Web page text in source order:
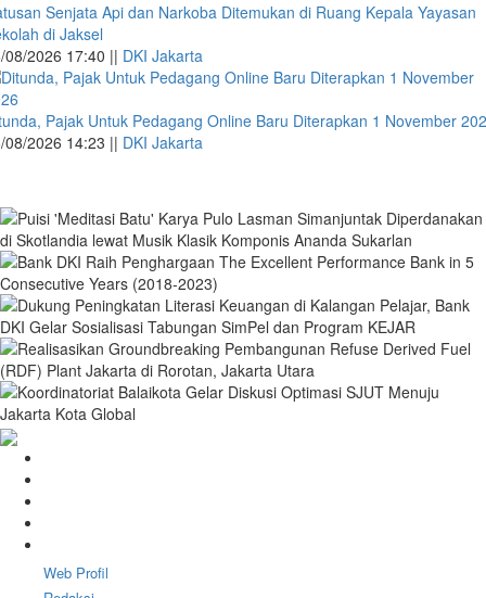
Senjata Api dan Narkoba Ditemukan di Ruang Kepala Yayasan
di Jaksel
08/2026 17:40 || DKI Jakarta
Pajak Untuk Pedagang Online Baru Diterapkan 1 November
08/2026 14:23 || DKI Jakarta
Web Profil